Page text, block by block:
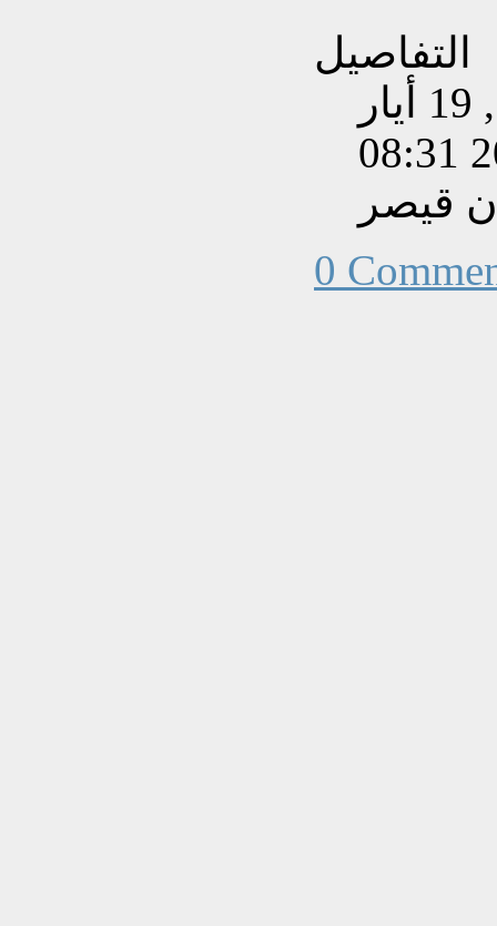
التفاصيل
تم إنشاءه بتاريخ الثلاثاء, 19 أيار
قيصر
0